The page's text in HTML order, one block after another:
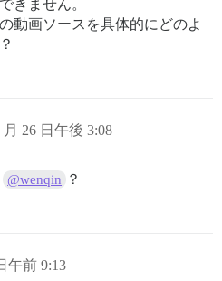
きません。
動画ソースを具体的にどのよ
月 26 日午後 3:08
@wenqin ？
午前 9:13